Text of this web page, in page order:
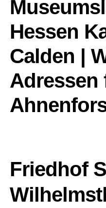
Hessen
Calden |
Adressen
Friedhof